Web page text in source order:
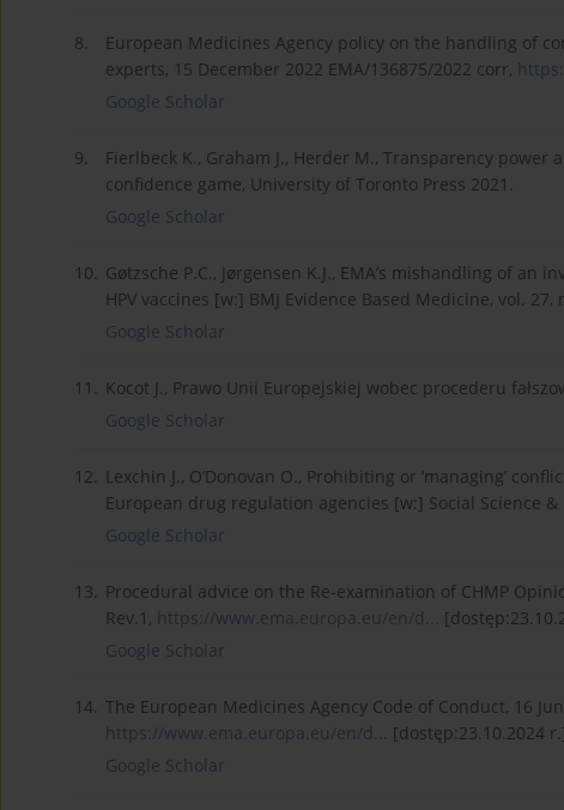
8.
European Medicines Agency policy on the handling of
experts, 15 December 2022 EMA/136875/2022 corr,
Google Scholar
9.
Fierlbeck K., Graham J., Herder M., Transparency
confidence game, University of Toronto Press 2021.
Google Scholar
10. Gøtzsche P.C., Jørgensen K.J., EMA’s mishandling of
HPV vaccines [w:] BMJ Evidence Based Medicine, vol. 27,
Google Scholar
11. Kocot J., Prawo Unii Europejskiej wobec procederu
Google Scholar
12. Lexchin J., O’Donovan O., Prohibiting or ‘managing’
European drug regulation agencies [w:] Social Science &
Google Scholar
13. Procedural advice on the Re-examination of CHMP
Rev.1, https://www.ema.europa.eu/en/d...
Google Scholar
14. The European Medicines Agency Code of Conduct, 16
https://www.ema.europa.eu/en/d... [dostęp:23.10.2024
Google Scholar